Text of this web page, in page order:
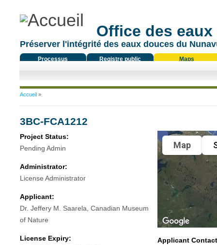
Office des
Préserver l'intégrité des eaux douces du
Processus
Registre public Maps
Vous êtes ici
Accueil»
3BC-FCA1212
Project Status:
Pending Admin
Administrator:
License Administrator
Applicant:
Dr. Jeffery M. Saarela, Canadian Museum
of Nature
License Expiry:
Map
Applicant